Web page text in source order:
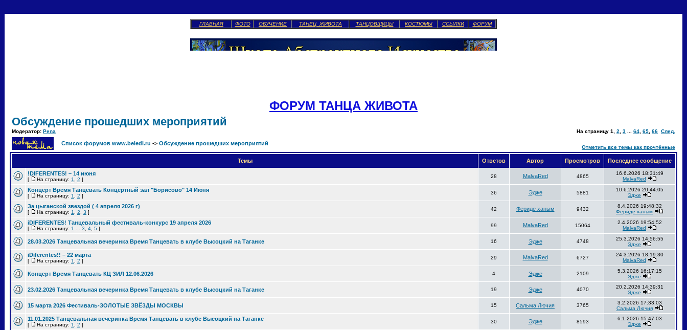
ГЛАВНАЯ ФОТО ОБУЧЕНИЕ ТАНЕЦ ЖИВОТА ТАНЦОВЩИЦЫ КОСТЮМЫ ССЫЛКИ ФОРУМ
ФОРУМ ТАНЦА ЖИВОТА
Обсуждение прошедших мероприятий
Модератор: Pena На страницу 1 2 3 64 65 66 След.
Список форумов www.beledi.ru -> Обсуждение прошедших мероприятий
Отметить все темы как прочтённые
Темы Ответов Автор Просмотров Последнее сообщение
!DIFERENTES! – 14 июня
[ На страницу: 1 2 ]
28 MalvaRed 4865
16.6.2026 18:31:49
MalvaRed
Концерт Время Танцевать Концертный зал "Борисово" 14 Июня
[ На страницу: 1 2 ]
36 Эдже 5881
10.6.2026 20:44:05
Эдже
За цыганской звездой ( 4 апреля 2026 г)
[ На страницу: 1 2 3 ]
42 Фериде ханым 9432
8.4.2026 19:48:32
Фериде ханым
iDIFERENTES! Танцевальный фестиваль-конкурс 19 апреля 2026
[ На страницу: 1 3 4 5 ]
99 MalvaRed 15064
2.4.2026 19:54:52
MalvaRed
28.03.2026 Танцевальная вечеринка Время Танцевать в клубе Высоцкий на Таганке 16 Эдже 4748
25.3.2026 14:56:55
Эдже
iDiferentes!! – 22 марта
[ На страницу: 1 2 ]
29 MalvaRed 6727
24.3.2026 18:19:30
MalvaRed
Концерт Время Танцевать КЦ ЗИЛ 12.06.2026 4 Эдже 2109
5.3.2026 16:17:15
Эдже
23.02.2026 Танцевальная вечеринка Время Танцевать в клубе Высоцкий на Таганке 19 Эдже 4070
20.2.2026 14:39:31
Эдже
15 марта 2026 Фестиваль-ЗОЛОТЫЕ ЗВЁЗДЫ МОСКВЫ 15 Сальма Лючия 3765
3.2.2026 17:33:03
Сальма Лючия
11.01.2025 Танцевальная вечеринка Время Танцевать в клубе Высоцкий на Таганке
[ На страницу: 1 2 ]
30 Эдже 8593
6.1.2026 15:47:03
Эдже